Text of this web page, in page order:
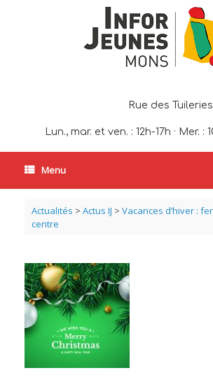
Rue des
Lun., mar. et ven. : 12h-17h · Mer. :
Menu
Actualités > Actus IJ > Vacances d’hiver :
centre